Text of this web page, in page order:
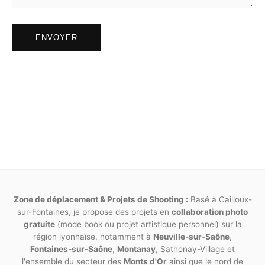
Article 11
photographe, l’autre au modèle. Chaque page doit
être paraphée par les deux parties. La mention « lu et
approuvé » doit y être inscrite en toutes lettres de
manière manuscrite.
ENVOYER
Zone de déplacement & Projets de Shooting : Basé à Cailloux-
sur-Fontaines, je propose des projets en collaboration photo
gratuite(mode book ou projet artistique personnel) sur la
région lyonnaise, notamment à Neuville-sur-Saône,
Fontaines-sur-Saône, Montanay, Sathonay-Village et
l'ensemble du secteur des Monts d'Or ainsi que le nord de